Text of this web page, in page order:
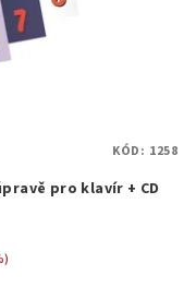
pro klavír + CD
KÓD: 1258